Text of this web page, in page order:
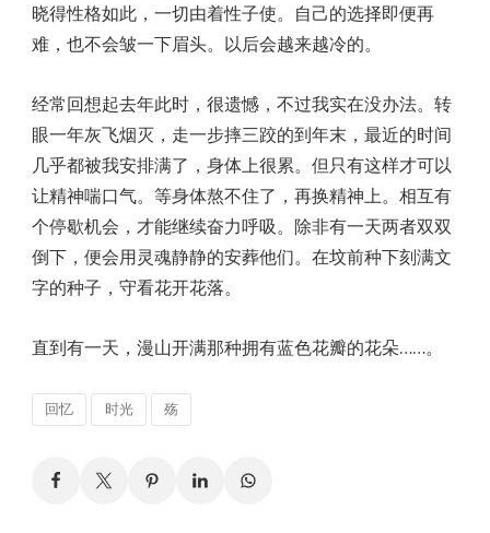
晓得性格如此，一切由着性子使。自己的选择即便再
难，也不会皱一下眉头。以后会越来越冷的。
经常回想起去年此时，很遗憾，不过我实在没办法。转
眼一年灰飞烟灭，走一步摔三跤的到年末，最近的时间
几乎都被我安排满了，身体上很累。但只有这样才可以
让精神喘口气。等身体熬不住了，再换精神上。相互有
个停歇机会，才能继续奋力呼吸。除非有一天两者双双
倒下，便会用灵魂静静的安葬他们。在坟前种下刻满文
字的种子，守看花开花落。
直到有一天，漫山开满那种拥有蓝色花瓣的花朵……。
回忆 时光 殇